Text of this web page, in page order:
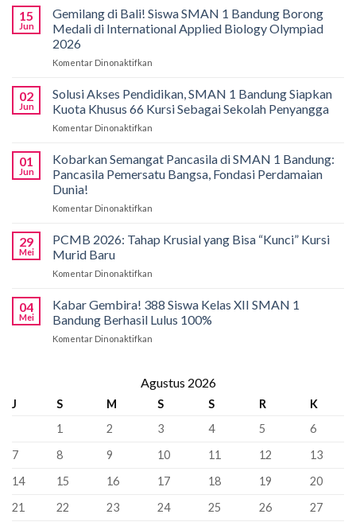
15
Jun
Gemilang di Bali! Siswa SMAN 1 Bandung Borong
Medali di International Applied Biology Olympiad
2026
Komentar Dinonaktifkan
di
Bali!
Siswa
Bandung
Borong
Biology
02
Jun
Solusi Akses Pendidikan, SMAN 1 Bandung Siapkan
Kuota Khusus 66 Kursi Sebagai Sekolah Penyangga
Komentar Dinonaktifkan
Akses
Pendidikan,
SMAN
Kuota
Khusus
Sekolah
Penyangga
01
Jun
Kobarkan Semangat Pancasila di SMAN 1 Bandung:
Pancasila Pemersatu Bangsa, Fondasi Perdamaian
Dunia!
Komentar Dinonaktifkan
Semangat
Pancasila
Bandung:
Pancasila
Dunia!
29
Mei
PCMB 2026: Tahap Krusial yang Bisa “Kunci” Kursi
Murid Baru
Komentar Dinonaktifkan
2026:
Tahap
Krusial
Kursi
Baru
04
Mei
Kabar Gembira! 388 Siswa Kelas XII SMAN 1
Bandung Berhasil Lulus 100%
Komentar Dinonaktifkan
388
Siswa
Kelas
SMAN
Bandung
Lulus
100%
Agustus 2026
J S M S S R
K
1
2 3 4 5
6
7
8 9 10 11 12
13
14
15 16 17 18 19
20
21
22 23 24 25 26
27